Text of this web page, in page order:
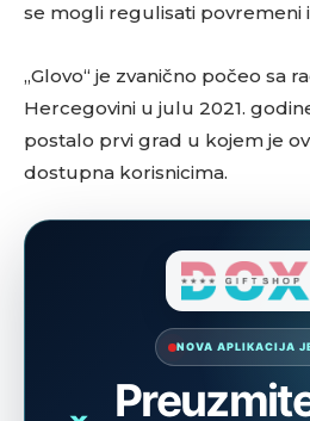
se mogli regulisati povremeni
„Glovo“ je zvanično počeo sa
Hercegovini u julu 2021.
postalo prvi grad u kojem je
dostupna korisnicima.